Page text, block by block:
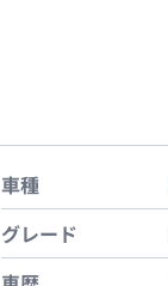
車種
グレード